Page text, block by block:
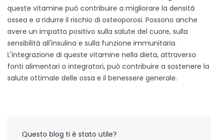
queste vitamine può contribuire a migliorare la densità
ossea e a ridurre il rischio di osteoporosi. Possono anche
avere un impatto positivo sulla salute del cuore, sulla
sensibilità all'insulina e sulla funzione immunitaria.
L'integrazione di queste vitamine nella dieta, attraverso
fonti alimentari o integratori, può contribuire a sostenere la
salute ottimale delle ossa e il benessere generale.
Questo blog ti è stato utile?